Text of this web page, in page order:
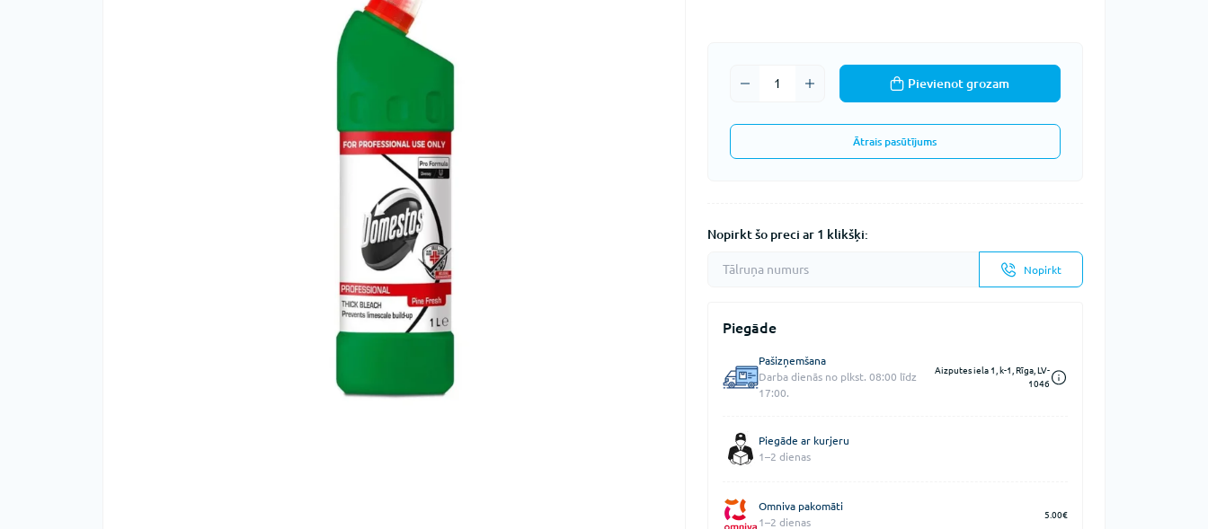
Pievienot grozam
Ātrais pasūtījums
Nopirkt šo preci ar 1 klikšķi:
Nopirkt
Piegāde
Pašizņemšana
Darba dienās no plkst. 08:00 līdz
17:00.
Aizputes iela 1, k-1, Rīga, LV-
1046
Piegāde ar kurjeru
1–2 dienas
Omniva pakomāti
1–2 dienas
5.00€